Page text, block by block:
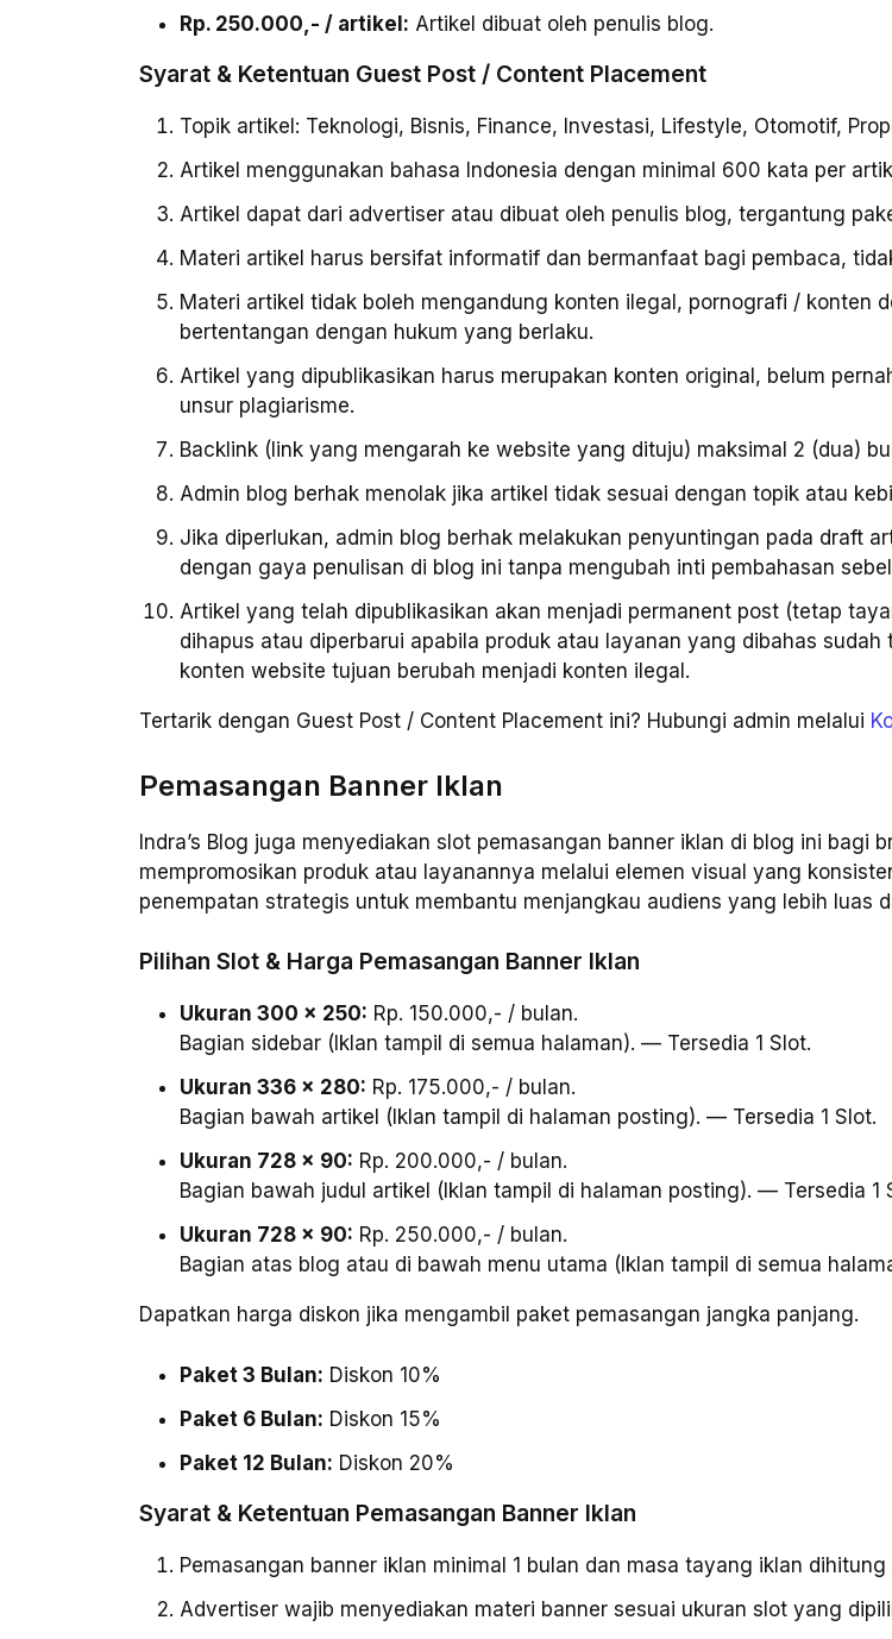
Rp. 250.000,- / artikel: Artikel dibuat oleh penulis blog.
Syarat & Ketentuan Guest Post / Content Placement
Topik artikel: Teknologi, Bisnis, Finance, Investasi, Lifestyle, Otomotif,
Artikel menggunakan bahasa Indonesia dengan minimal 600 kata per
Artikel dapat dari advertiser atau dibuat oleh penulis blog, tergantung
Materi artikel harus bersifat informatif dan bermanfaat bagi pembaca,
Materi artikel tidak boleh mengandung konten ilegal, pornografi / konten
bertentangan dengan hukum yang berlaku.
Artikel yang dipublikasikan harus merupakan konten original, belum
unsur plagiarisme.
Backlink (link yang mengarah ke website yang dituju) maksimal 2 (dua)
Admin blog berhak menolak jika artikel tidak sesuai dengan topik atau
Jika diperlukan, admin blog berhak melakukan penyuntingan pada draft
dengan gaya penulisan di blog ini tanpa mengubah inti pembahasan
Artikel yang telah dipublikasikan akan menjadi permanent post (tetap
dihapus atau diperbarui apabila produk atau layanan yang dibahas
konten website tujuan berubah menjadi konten ilegal.
Tertarik dengan Guest Post / Content Placement ini? Hubungi admin melalui
Pemasangan Banner Iklan
Indra’s Blog juga menyediakan slot pemasangan banner iklan di blog ini bagi
mempromosikan produk atau layanannya melalui elemen visual yang
penempatan strategis untuk membantu menjangkau audiens yang lebih luas
Pilihan Slot & Harga Pemasangan Banner Iklan
Ukuran 300 x 250: Rp. 150.000,- / bulan.
Bagian sidebar (Iklan tampil di semua halaman). — Tersedia 1 Slot.
Ukuran 336 x 280: Rp. 175.000,- / bulan.
Bagian bawah artikel (Iklan tampil di halaman posting). — Tersedia 1 Slot.
Ukuran 728 x 90: Rp. 200.000,- / bulan.
Bagian bawah judul artikel (Iklan tampil di halaman posting). — Tersedia 1
Ukuran 728 x 90: Rp. 250.000,- / bulan.
Bagian atas blog atau di bawah menu utama (Iklan tampil di semua
Dapatkan harga diskon jika mengambil paket pemasangan jangka panjang.
Paket 3 Bulan: Diskon 10%
Paket 6 Bulan: Diskon 15%
Paket 12 Bulan: Diskon 20%
Syarat & Ketentuan Pemasangan Banner Iklan
Pemasangan banner iklan minimal 1 bulan dan masa tayang iklan
Advertiser wajib menyediakan materi banner sesuai ukuran slot yang